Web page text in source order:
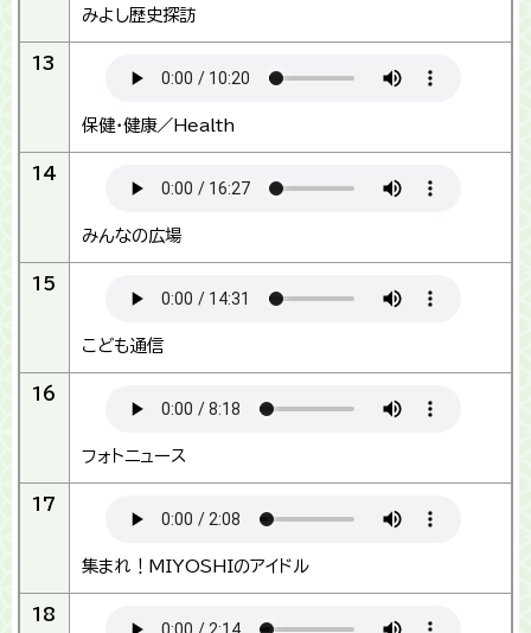
みよし歴史探訪
13
保健・健康／Health
14
みんなの広場
15
こども通信
16
フォトニュース
17
集まれ！MIYOSHIのアイドル
18